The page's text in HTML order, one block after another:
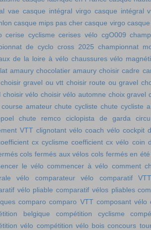
vae casque intégral virgo casque intégral
casque mips pas cher casque virgo
cerise cyclisme cerises vélo cgO009
de cyclo cross 2025 championnat
de la loire à vélo chaussures vélo
amaury chocolatier amaury choisir cadre
choisir gravel ou vtt choisir route ou gravel
choisir vélo choisir vélo automne choix gravel
amateur chute cycliste chute cycliste
chute remco ciclopista de garda
VTT clignotant vélo coach vélo cockpit
cx cyclisme coefficient cx vélo coin
cols fermés aux vélos cols fermés en été
le vélo commencer à vélo comment
vélo
comparateur vélo
comparatif
vélo pliable comparatif vélos pliables
comparo comparo VTT composant vélo
belgique
compétition cyclisme
vélo compétition vélo bois concours